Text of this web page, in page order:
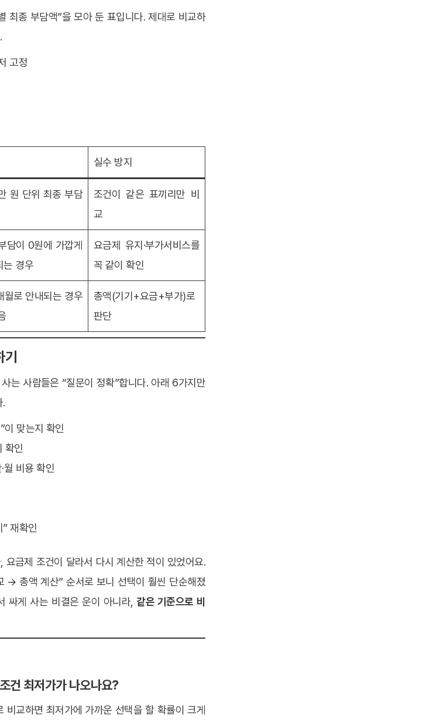
최종 부담액”을 모아 둔 표입니다. 제대로 비교하
고정
실수 방지
원 단위 최종 부담
조건이 같은 표끼리만 비
교
담이 0원에 가깝게
는 경우
요금제 유지·부가서비스를
꼭 같이 확인
로 안내되는 경우
총액(기기+요금+부가)로
판단
는 사람들은 “질문이 정확”합니다. 아래 6가지만
.
이 맞는지 확인
확인
월 비용 확인
재확인
요금제 조건이 달라서 다시 계산한 적이 있었어요.
→ 총액 계산” 순서로 보니 선택이 훨씬 단순해졌
싸게 사는 비결은 운이 아니라,같은 기준으로 비
건 최저가가 나오나요?
교하면 최저가에 가까운 선택을 할 확률이 크게